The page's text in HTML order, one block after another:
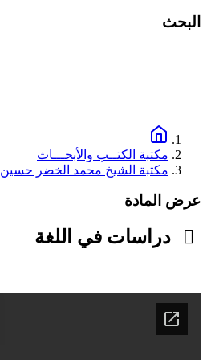
البحث
مكتبة الكتــب والأبحـــاث
مكتبة الشيخ محمد الخضر حسين
عرض المادة
دراسات في اللغة